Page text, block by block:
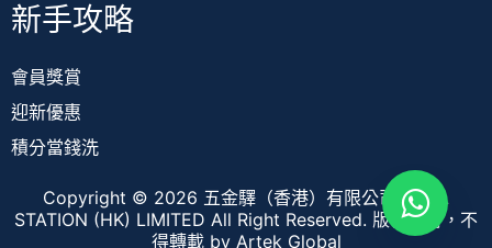
新手攻略
會員獎賞
迎新優惠
積分當錢洗
Copyright © 2026 五金驛（香港）有限公司 TOOL
STATION (HK) LIMITED All Right Reserved. 版權所有，不
得轉載 by Artek Global